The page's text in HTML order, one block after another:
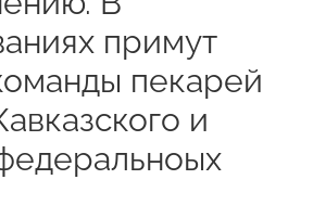
примут
пекарей
и